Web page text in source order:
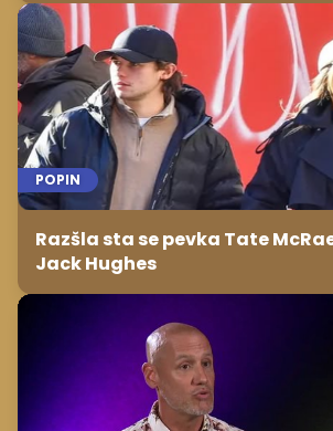
POPIN
Razšla sta se pevka Tate
Jack Hughes